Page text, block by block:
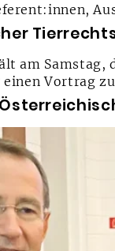
am Samstag,
Vortrag